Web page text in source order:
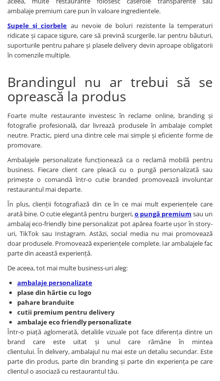
ambalaje premium care pun în valoare ingredientele.
Supele și ciorbele au nevoie de boluri rezistente la temperaturi
ridicate și capace sigure, care să prevină scurgerile. Iar pentru băuturi,
suporturile pentru pahare și plasele delivery devin aproape obligatorii
în comenzile multiple.
Brandingul nu ar trebui să se
oprească la produs
Foarte multe restaurante investesc în reclame online, branding și
fotografie profesională, dar livrează produsele în ambalaje complet
neutre. Practic, pierd una dintre cele mai simple și eficiente forme de
promovare.
Ambalajele personalizate funcționează ca o reclamă mobilă pentru
business. Fiecare client care pleacă cu o pungă personalizată sau
primește o comandă într-o cutie branded promovează involuntar
restaurantul mai departe.
În plus, clienții fotografiază din ce în ce mai mult experiențele care
arată bine. O cutie elegantă pentru burgeri,o pungă premium sau un
ambalaj eco-friendly bine personalizat pot apărea foarte ușor în story-
uri, TikTok sau Instagram. Astăzi, social media nu mai promovează
doar produsele. Promovează experiențele complete. Iar ambalajele fac
parte din această experiență.
De aceea, tot mai multe business-uri aleg:
ambalaje personalizate
plase din hârtie cu logo
pahare branduite
cutii premium pentru delivery
ambalaje eco friendly personalizate
Într-o piață aglomerată, detaliile vizuale pot face diferența dintre un
brand care este uitat și unul care rămâne în mintea
clientului. În delivery, ambalajul nu mai este un detaliu secundar. Este
parte din produs, parte din branding și parte din experiența pe care
clientul o asociază cu restaurantul tău.